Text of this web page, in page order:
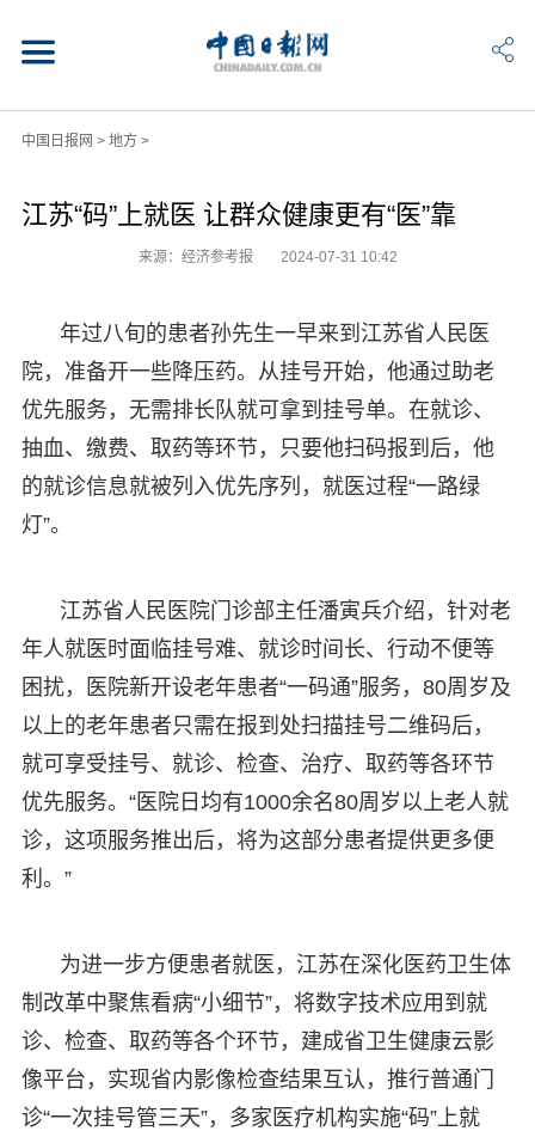
中国日报网 > 地方>
江苏“码”上就医 让群众健康更有“医”靠
来源：经济参考报 2024-07-31 10:42
年过八旬的患者孙先生一早来到江苏省人民医
院，准备开一些降压药。从挂号开始，他通过助老
优先服务，无需排长队就可拿到挂号单。在就诊、
抽血、缴费、取药等环节，只要他扫码报到后，他
的就诊信息就被列入优先序列，就医过程“一路绿
灯”。
江苏省人民医院门诊部主任潘寅兵介绍，针对老
年人就医时面临挂号难、就诊时间长、行动不便等
困扰，医院新开设老年患者“一码通”服务，80周岁及
以上的老年患者只需在报到处扫描挂号二维码后，
就可享受挂号、就诊、检查、治疗、取药等各环节
优先服务。“医院日均有1000余名80周岁以上老人就
诊，这项服务推出后，将为这部分患者提供更多便
利。”
为进一步方便患者就医，江苏在深化医药卫生体
制改革中聚焦看病“小细节”，将数字技术应用到就
诊、检查、取药等各个环节，建成省卫生健康云影
像平台，实现省内影像检查结果互认，推行普通门
诊“一次挂号管三天”，多家医疗机构实施“码”上就